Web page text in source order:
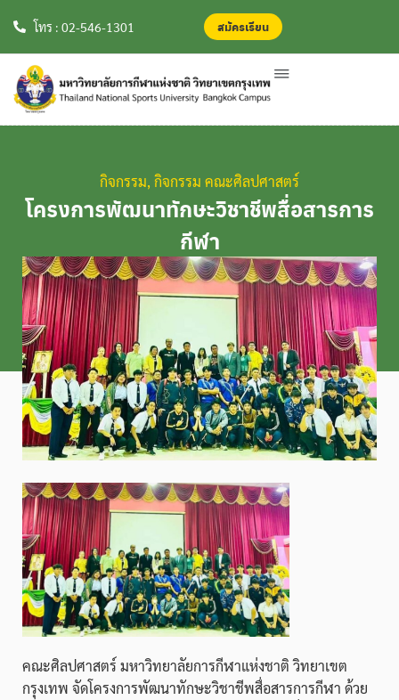
โทร : 02-546-1301 สมัครเรียน
กิจกรรม, กิจกรรม คณะศิลปศาสตร์
โครงการพัฒนาทักษะวิชาชีพสื่อสารการ
กีฬา
คณะศิลปศาสตร์ มหาวิทยาลัยการกีฬาแห่งชาติ วิทยาเขต
กรุงเทพ จัดโครงการพัฒนาทักษะวิชาชีพสื่อสารการกีฬา ด้วย